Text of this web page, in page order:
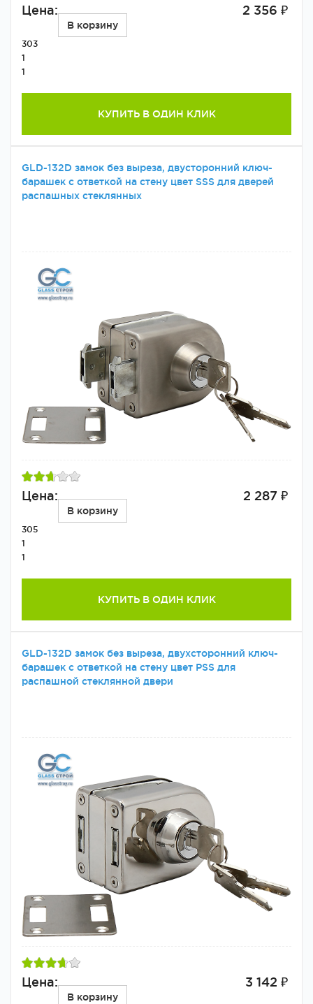
Цена: 2 356 ₽
В корзину
303
1
1
КУПИТЬ В ОДИН КЛИК
GLD-132D замок без выреза, двусторонний ключ-
барашек с ответкой на стену цвет SSS для дверей
распашных стеклянных
Цена: 2 287 ₽
В корзину
305
1
1
КУПИТЬ В ОДИН КЛИК
GLD-132D замок без выреза, двухсторонний ключ-
барашек с ответкой на стену цвет PSS для
распашной стеклянной двери
Цена: 3 142 ₽
В корзину